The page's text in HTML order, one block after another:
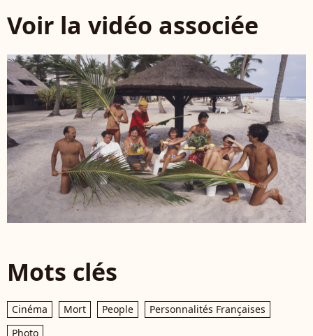
Voir la vidéo associée
Mots clés
Cinéma Mort People
Personnalités Françaises
Photo